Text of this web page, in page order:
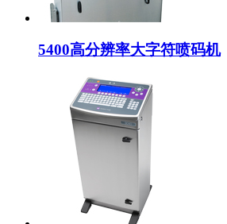
5400高分辨率大字符喷码机